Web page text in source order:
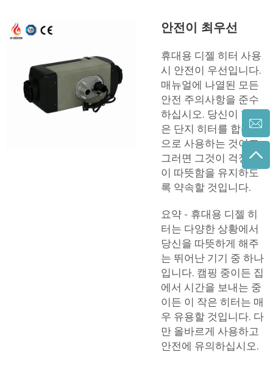
안전이 최우선
휴대용 디젤 히터 사용
시 안전이 우선입니다.
매뉴얼에 나열된 모든
안전 주의사항을 준수
하십시오. 당신이 할 일
은 단지 히터를 합리적
으로 사용하는 것이고,
그러면 그것이 걱정 없
이 따뜻함을 유지하도
록 약속할 것입니다.
요약 - 휴대용 디젤 히
터는 다양한 상황에서
당신을 따뜻하게 해주
는 뛰어난 기기 중 하나
입니다. 캠핑 중이든 집
에서 시간을 보내는 중
이든 이 작은 히터는 매
우 유용할 것입니다. 다
만 올바르게 사용하고
안전에 유의하십시오.